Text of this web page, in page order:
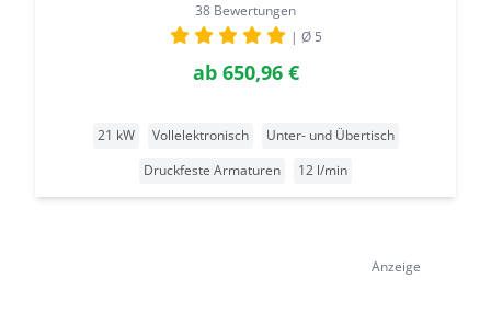
38 Bewertungen
| Ø 5
ab650,96 €
21 kW Vollelektronisch
Unter- und Übertisch
Druckfeste Armaturen
12 l/min
Anzeige